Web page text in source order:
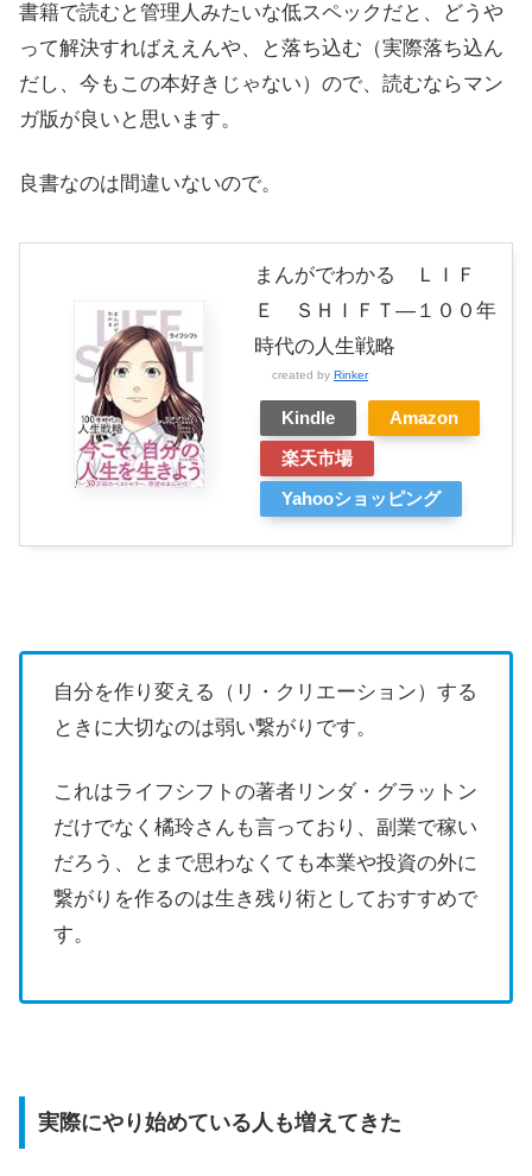
書籍で読むと管理人みたいな低スペックだと、どうや
って解決すればええんや、と落ち込む（実際落ち込ん
だし、今もこの本好きじゃない）ので、読むならマン
ガ版が良いと思います。
良書なのは間違いないので。
まんがでわかる ＬＩＦ
Ｅ ＳＨＩＦＴ―１００年
時代の人生戦略
created by Rinker
Kindle
Amazon
楽天市場
Yahooショッピング
自分を作り変える（リ・クリエーション）する
ときに大切なのは弱い繋がりです。
これはライフシフトの著者リンダ・グラットン
だけでなく橘玲さんも言っており、副業で稼い
だろう、とまで思わなくても本業や投資の外に
繋がりを作るのは生き残り術としておすすめで
す。
実際にやり始めている人も増えてきた